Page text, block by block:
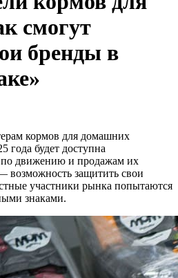
смогут
бренды в
кормов для домашних
года будет доступна
по движению и продажам их
возможность защитить свои
участники рынка попытаются
знаками.